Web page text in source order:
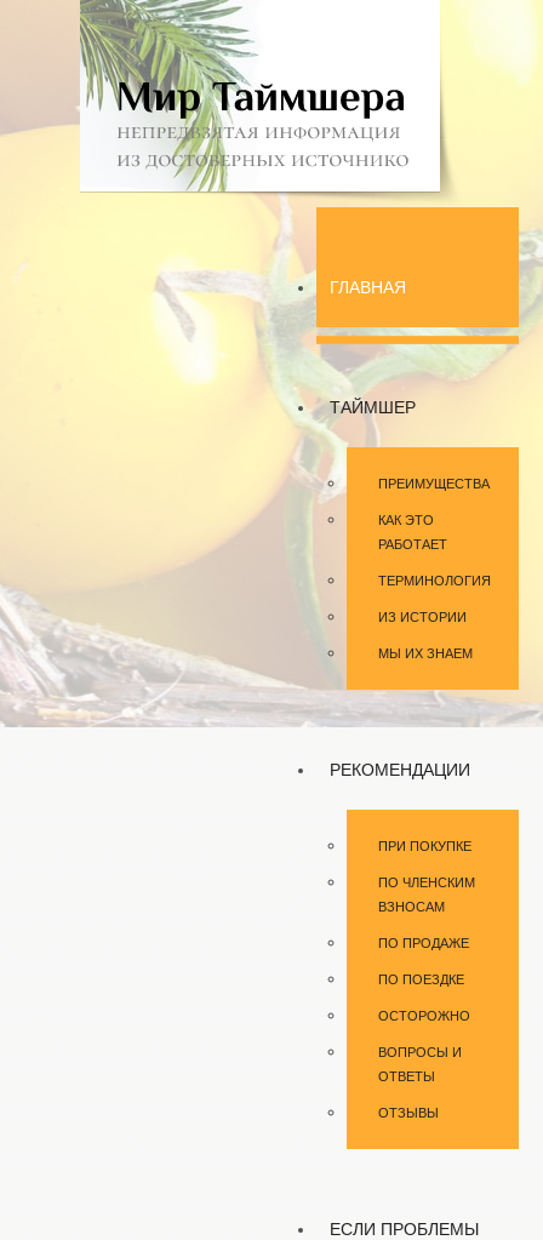
ГЛАВНАЯ
ТАЙМШЕР
ПРЕИМУЩЕСТВА
КАК ЭТО
РАБОТАЕТ
ТЕРМИНОЛОГИЯ
ИЗ ИСТОРИИ
МЫ ИХ ЗНАЕМ
РЕКОМЕНДАЦИИ
ПРИ ПОКУПКЕ
ПО ЧЛЕНСКИМ
ВЗНОСАМ
ПО ПРОДАЖЕ
ПО ПОЕЗДКЕ
ОСТОРОЖНО
ВОПРОСЫ И
ОТВЕТЫ
ОТЗЫВЫ
ЕСЛИ ПРОБЛЕМЫ